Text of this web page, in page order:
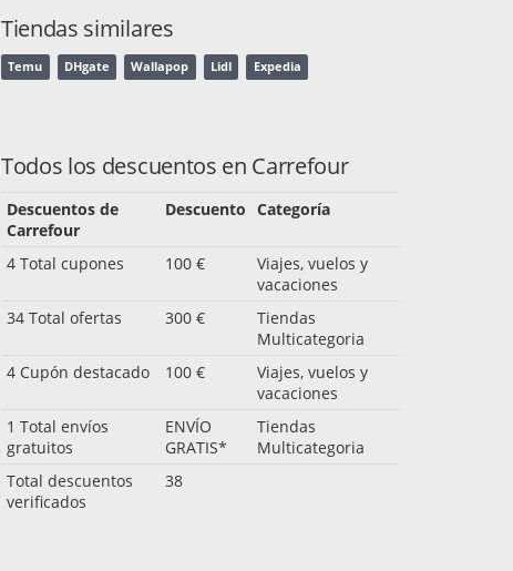
Tiendas similares
Temu DHgate Wallapop Lidl Expedia
Todos los descuentos en Carrefour
Descuentos de
Carrefour
Descuento Categoría
4 Total cupones 100 €
Viajes, vuelos y
vacaciones
34 Total ofertas
300 €
Tiendas
Multicategoria
4 Cupón destacado
100 €
Viajes, vuelos y
vacaciones
1 Total envíos
gratuitos
ENVÍO
GRATIS*
Tiendas
Multicategoria
Total descuentos
verificados
38